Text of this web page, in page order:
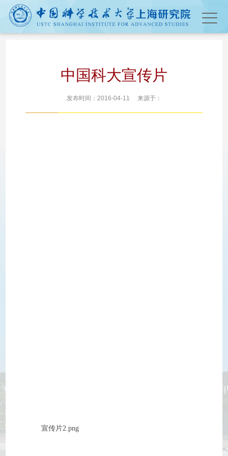
中国科大宣传片
发布时间：2016-04-11 来源于：
宣传片2.png